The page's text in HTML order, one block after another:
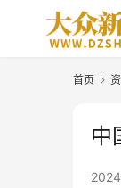
首页
中